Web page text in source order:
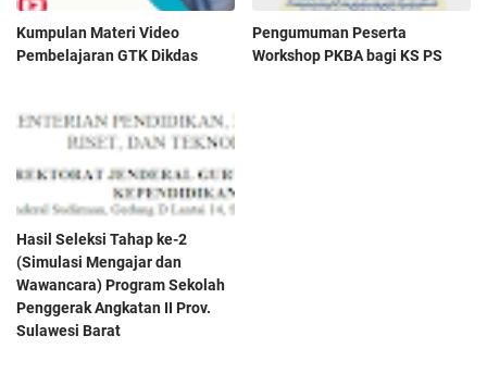
Kumpulan Materi Video
Pembelajaran GTK Dikdas
Pengumuman Peserta
Workshop PKBA bagi KS PS
Hasil Seleksi Tahap ke-2
(Simulasi Mengajar dan
Wawancara) Program Sekolah
Penggerak Angkatan II Prov.
Sulawesi Barat